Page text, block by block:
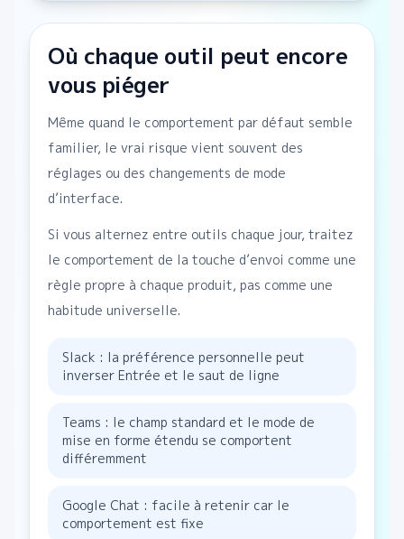
Où chaque outil peut encore
vous piéger
Même quand le comportement par défaut semble
familier, le vrai risque vient souvent des
réglages ou des changements de mode
d’interface.
Si vous alternez entre outils chaque jour, traitez
le comportement de la touche d’envoi comme une
règle propre à chaque produit, pas comme une
habitude universelle.
Slack : la préférence personnelle peut
inverser Entrée et le saut de ligne
Teams : le champ standard et le mode de
mise en forme étendu se comportent
différemment
Google Chat : facile à retenir car le
comportement est fixe